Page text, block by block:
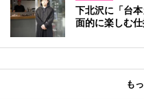
下北沢に「台
面的に楽しむ
も